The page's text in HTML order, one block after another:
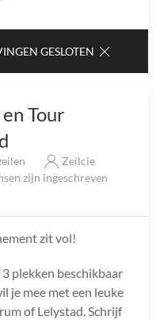
GESLOTEN
Tour
Zeilcie
zijn ingeschreven
zit vol!
plekken beschikbaar
je mee met een leuke
of Lelystad. Schrijf